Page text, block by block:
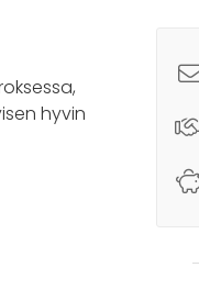
hyvin